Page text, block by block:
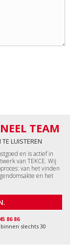
TEAM
LUISTEREN
en is actief in
van TEKCE. Wij
van het vinden
en het
86 86
slechts 30